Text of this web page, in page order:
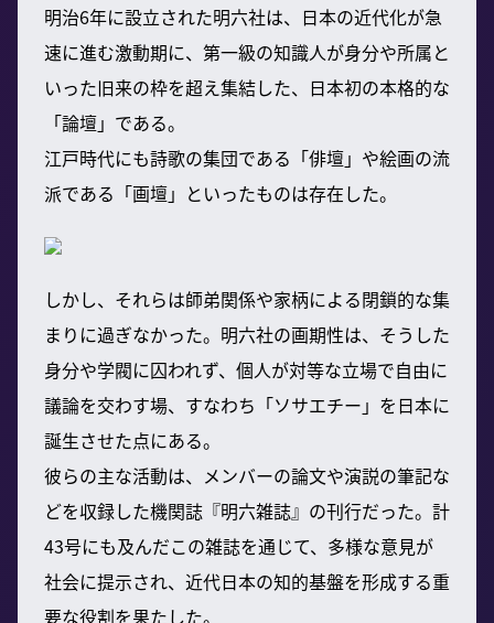
明治6年に設立された明六社は、日本の近代化が急
速に進む激動期に、第一級の知識人が身分や所属と
いった旧来の枠を超え集結した、日本初の本格的な
「論壇」である。
江戸時代にも詩歌の集団である「俳壇」や絵画の流
派である「画壇」といったものは存在した。
しかし、それらは師弟関係や家柄による閉鎖的な集
まりに過ぎなかった。明六社の画期性は、そうした
身分や学閥に囚われず、個人が対等な立場で自由に
議論を交わす場、すなわち「ソサエチー」を日本に
誕生させた点にある。
彼らの主な活動は、メンバーの論文や演説の筆記な
どを収録した機関誌『明六雑誌』の刊行だった。計
43号にも及んだこの雑誌を通じて、多様な意見が
社会に提示され、近代日本の知的基盤を形成する重
要な役割を果たした。